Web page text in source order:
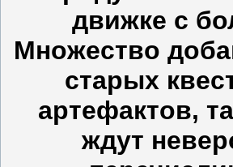
движке с
Множество
старых
артефактов,
ждут